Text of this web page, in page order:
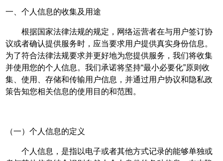
一、个人信息的收集及用途
根据国家法律法规的规定，网络运营者在与用户签订协
议或者确认提供服务时，应当要求用户提供真实身份信息。
为了符合法律法规要求并更好地为您提供服务，我们将收集
并使用您的个人信息。我们承诺将坚持“最小必要化”原则收
集、使用、存储和传输用户信息，并通过用户协议和隐私政
策告知您相关信息的使用目的和范围。
（一）个人信息的定义
个人信息，是指以电子或者其他方式记录的能够单独或